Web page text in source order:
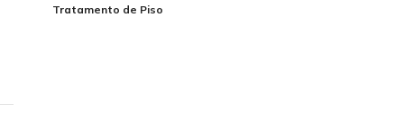
Tratamento de Piso